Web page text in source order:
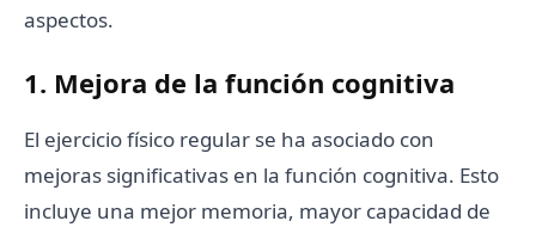
aspectos.
1. Mejora de la función cognitiva
El ejercicio físico regular se ha asociado con
mejoras significativas en la función cognitiva. Esto
incluye una mejor memoria, mayor capacidad de